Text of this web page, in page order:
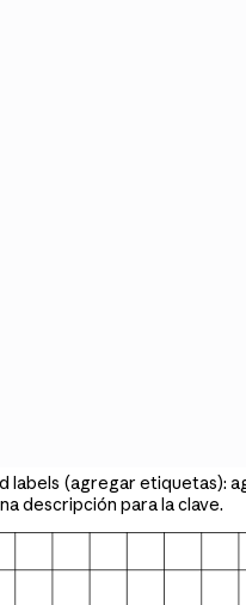
labels (agregar etiquetas):
descripción para la clave.